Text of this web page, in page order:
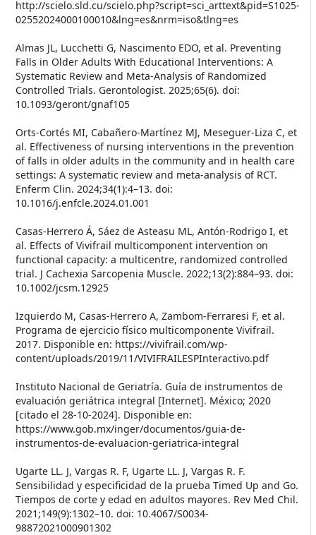
http://scielo.sld.cu/scielo.php?script=sci_arttext&pid=S1025-
02552024000100010&lng=es&nrm=iso&tlng=es
Almas JL, Lucchetti G, Nascimento EDO, et al. Preventing
Falls in Older Adults With Educational Interventions: A
Systematic Review and Meta-Analysis of Randomized
Controlled Trials. Gerontologist. 2025;65(6). doi:
10.1093/geront/gnaf105
Orts-Cortés MI, Cabañero-Martínez MJ, Meseguer-Liza C, et
al. Effectiveness of nursing interventions in the prevention
of falls in older adults in the community and in health care
settings: A systematic review and meta-analysis of RCT.
Enferm Clin. 2024;34(1):4–13. doi:
10.1016/j.enfcle.2024.01.001
Casas-Herrero Á, Sáez de Asteasu ML, Antón-Rodrigo I, et
al. Effects of Vivifrail multicomponent intervention on
functional capacity: a multicentre, randomized controlled
trial. J Cachexia Sarcopenia Muscle. 2022;13(2):884–93. doi:
10.1002/jcsm.12925
Izquierdo M, Casas-Herrero A, Zambom-Ferraresi F, et al.
Programa de ejercicio físico multicomponente Vivifrail.
2017. Disponible en: https://vivifrail.com/wp-
content/uploads/2019/11/VIVIFRAILESPInteractivo.pdf
Instituto Nacional de Geriatría. Guía de instrumentos de
evaluación geriátrica integral [Internet]. México; 2020
[citado el 28-10-2024]. Disponible en:
https://www.gob.mx/inger/documentos/guia-de-
instrumentos-de-evaluacion-geriatrica-integral
Ugarte LL. J, Vargas R. F, Ugarte LL. J, Vargas R. F.
Sensibilidad y especificidad de la prueba Timed Up and Go.
Tiempos de corte y edad en adultos mayores. Rev Med Chil.
2021;149(9):1302–10. doi: 10.4067/S0034-
98872021000901302